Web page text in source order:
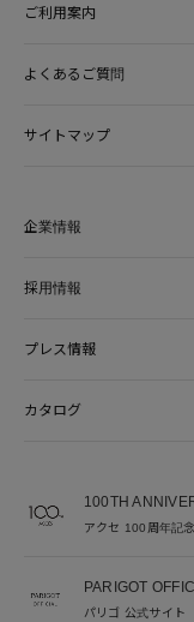
ご利用案内
よくあるご質問
サイトマップ
企業情報
採用情報
プレス情報
カタログ
100TH
アクセ 100周年記
PARIGOT
パリゴ 公式サイト